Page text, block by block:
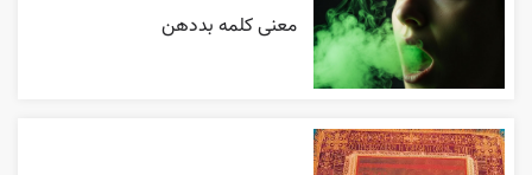
معنی کلمه بددهن